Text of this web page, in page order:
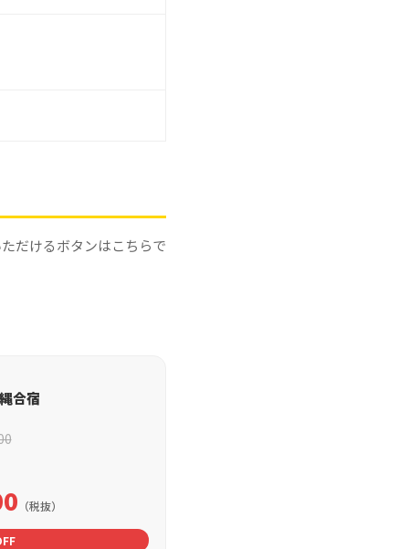
だけるボタンはこちらで
合宿
（税抜）